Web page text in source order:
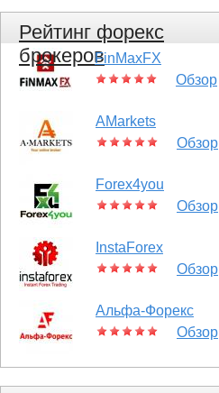
Рейтинг форекс
брокеровFinMaxFX
Обзор
AMarkets
Обзор
Forex4you
Обзор
InstaForex
Обзор
Альфа-Форекс
Обзор